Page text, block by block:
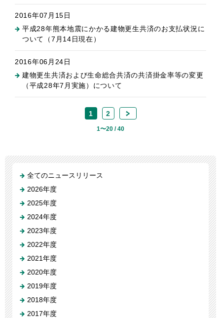
2016年07月15日
平成28年熊本地震にかかる建物更生共済のお支払状況に
ついて（7月14日現在）
2016年06月24日
建物更生共済および生命総合共済の共済掛金率等の変更
（平成28年7月実施）について
1 2 >
1〜20 / 40
全てのニュースリリース
2026年度
2025年度
2024年度
2023年度
2022年度
2021年度
2020年度
2019年度
2018年度
2017年度